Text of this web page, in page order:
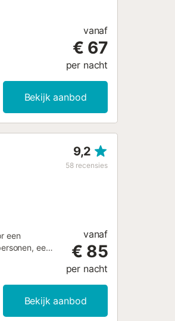
vanaf
€ 67
per nacht
Bekijk aanbod
9,2
58 recensies
een
een
is op
bezoeken,
vanaf
€ 85
per nacht
Bekijk aanbod